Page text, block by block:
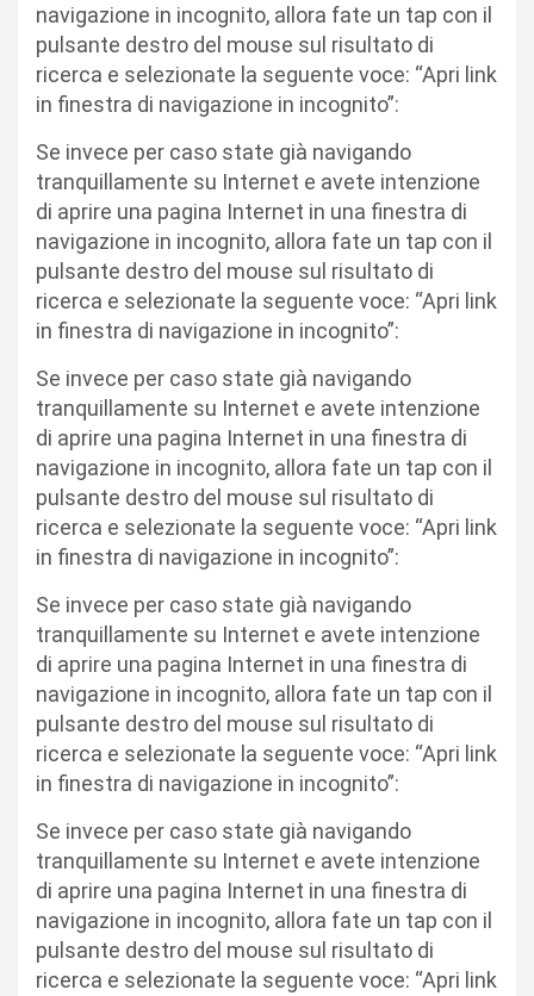
navigazione in incognito, allora fate un tap con il
pulsante destro del mouse sul risultato di
ricerca e selezionate la seguente voce: “Apri link
in finestra di navigazione in incognito”:
Se invece per caso state già navigando
tranquillamente su Internet e avete intenzione
di aprire una pagina Internet in una finestra di
navigazione in incognito, allora fate un tap con il
pulsante destro del mouse sul risultato di
ricerca e selezionate la seguente voce: “Apri link
in finestra di navigazione in incognito”:
Se invece per caso state già navigando
tranquillamente su Internet e avete intenzione
di aprire una pagina Internet in una finestra di
navigazione in incognito, allora fate un tap con il
pulsante destro del mouse sul risultato di
ricerca e selezionate la seguente voce: “Apri link
in finestra di navigazione in incognito”:
Se invece per caso state già navigando
tranquillamente su Internet e avete intenzione
di aprire una pagina Internet in una finestra di
navigazione in incognito, allora fate un tap con il
pulsante destro del mouse sul risultato di
ricerca e selezionate la seguente voce: “Apri link
in finestra di navigazione in incognito”:
Se invece per caso state già navigando
tranquillamente su Internet e avete intenzione
di aprire una pagina Internet in una finestra di
navigazione in incognito, allora fate un tap con il
pulsante destro del mouse sul risultato di
ricerca e selezionate la seguente voce: “Apri link